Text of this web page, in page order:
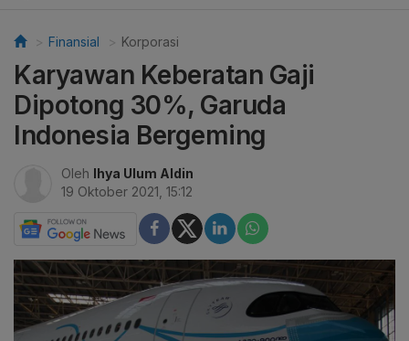
Finansial Korporasi
Karyawan Keberatan Gaji
Dipotong 30%, Garuda
Indonesia Bergeming
Oleh Ihya Ulum Aldin
19 Oktober 2021, 15:12